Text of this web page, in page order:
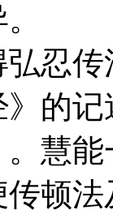
忍传
记
慧
顿